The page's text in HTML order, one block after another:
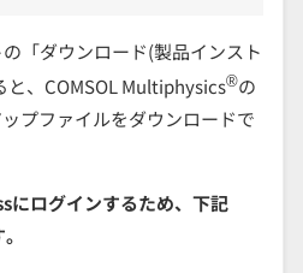
「ダウンロード(製品インスト
と、COMSOL Multiphysics®の
プファイルをダウンロードで
にログインするため、下記